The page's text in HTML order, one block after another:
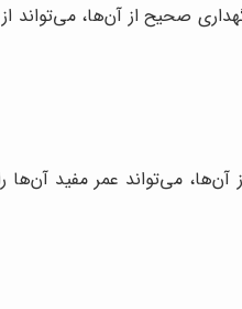
صحیح از آن‌ها، می‌تواند
می‌تواند عمر مفید آن‌ها